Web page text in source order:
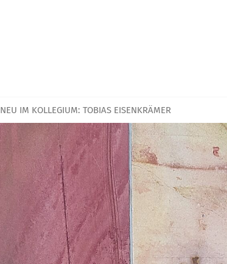
NEU IM KOLLEGIUM: TOBIAS EISENKRÄMER